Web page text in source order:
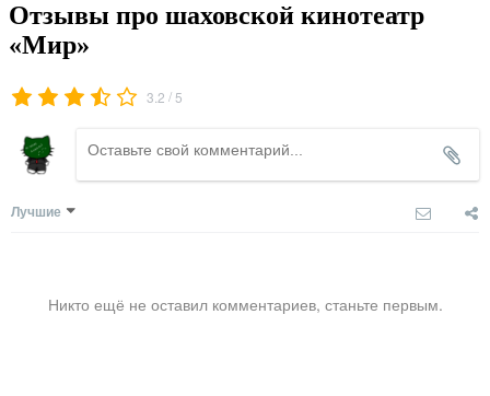
Отзывы про шаховской кинотеатр
«Мир»
3.2 / 5
Лучшие
Никто ещё не оставил комментариев, станьте первым.